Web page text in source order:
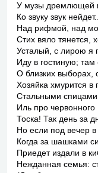
У музы дремлющей
Ко звуку звук
Над рифмой, над
Стих вяло тянется,
Усталый, с лирою я
Иду в гостиную;
О близких выборах,
Хозяйка хмурится в
Стальными
Иль про червонного
Тоска! Так день за
Но если под вечер
Когда за шашками
Приедет издали в
Нежданная семья: